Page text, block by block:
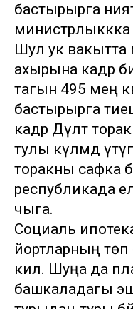
бастырырга
министрлыккка
Шул ук вакытта
ахырына кадәр
тагын 495 мең
бастырырга
кадәр Дәүләт
тулы күләмдә
торакны сафка
республикада
чыга.
Социаль
йортларның
килә. Шуңа да
башкаладагы